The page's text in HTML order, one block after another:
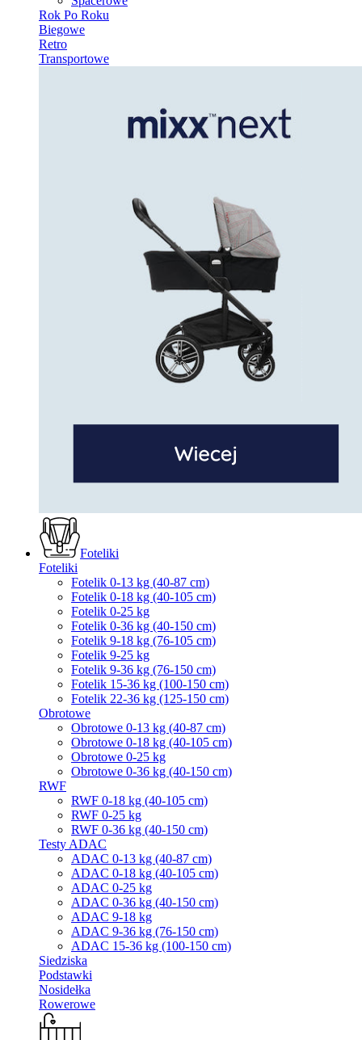
Rok Po Roku
Biegowe
Retro
Transportowe
Foteliki
Foteliki
Fotelik 0-13 kg (40-87 cm)
Fotelik 0-18 kg (40-105 cm)
Fotelik 0-25 kg
Fotelik 0-36 kg (40-150 cm)
Fotelik 9-18 kg (76-105 cm)
Fotelik 9-25 kg
Fotelik 9-36 kg (76-150 cm)
Fotelik 15-36 kg (100-150 cm)
Fotelik 22-36 kg (125-150 cm)
Obrotowe
Obrotowe 0-13 kg (40-87 cm)
Obrotowe 0-18 kg (40-105 cm)
Obrotowe 0-25 kg
Obrotowe 0-36 kg (40-150 cm)
RWF
RWF 0-18 kg (40-105 cm)
RWF 0-25 kg
RWF 0-36 kg (40-150 cm)
Testy ADAC
ADAC 0-13 kg (40-87 cm)
ADAC 0-18 kg (40-105 cm)
ADAC 0-25 kg
ADAC 0-36 kg (40-150 cm)
ADAC 9-18 kg
ADAC 9-36 kg (76-150 cm)
ADAC 15-36 kg (100-150 cm)
Siedziska
Podstawki
Nosidełka
Rowerowe